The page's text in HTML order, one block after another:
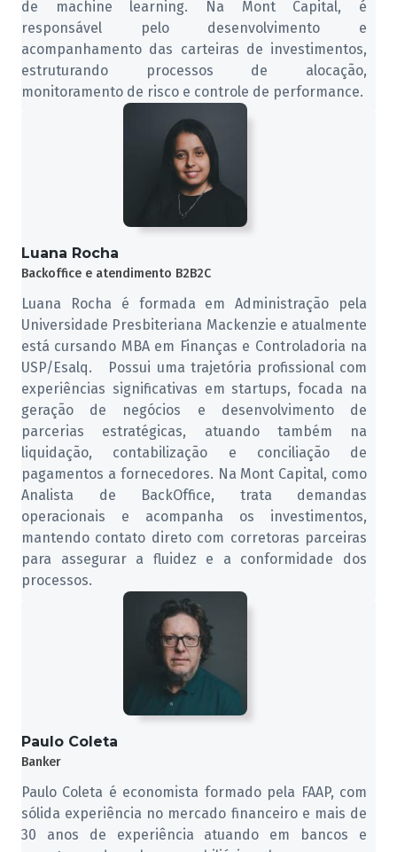
de machine learning. Na Mont Capital, é
responsável pelo desenvolvimento e
acompanhamento das carteiras de investimentos,
estruturando processos de alocação,
monitoramento de risco e controle de performance.
Luana Rocha
Backoffice e atendimento B2B2C
Luana Rocha é formada em Administração pela
Universidade Presbiteriana Mackenzie e atualmente
está cursando MBA em Finanças e Controladoria na
USP/Esalq. Possui uma trajetória profissional com
experiências significativas em startups, focada na
geração de negócios e desenvolvimento de
parcerias estratégicas, atuando também na
liquidação, contabilização e conciliação de
pagamentos a fornecedores. Na Mont Capital, como
Analista de BackOffice, trata demandas
operacionais e acompanha os investimentos,
mantendo contato direto com corretoras parceiras
para assegurar a fluidez e a conformidade dos
processos.
Paulo Coleta
Banker
Paulo Coleta é economista formado pela FAAP, com
sólida experiência no mercado financeiro e mais de
30 anos de experiência atuando em bancos e